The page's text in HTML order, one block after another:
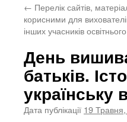
← Перелік сайтів,
корисними для
інших учасників
День
батьків.
українську
Дата публікації 19